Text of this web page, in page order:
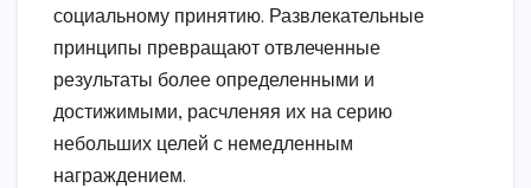
социальному принятию. Развлекательные
принципы превращают отвлеченные
результаты более определенными и
достижимыми, расчленяя их на серию
небольших целей с немедленным
награждением.